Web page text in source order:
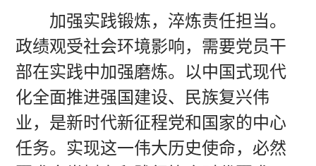
加强实践锻炼，淬炼责任担当。
政绩观受社会环境影响，需要党员干
部在实践中加强磨炼。以中国式现代
化全面推进强国建设、民族复兴伟
业，是新时代新征程党和国家的中心
任务。实现这一伟大历史使命，必然